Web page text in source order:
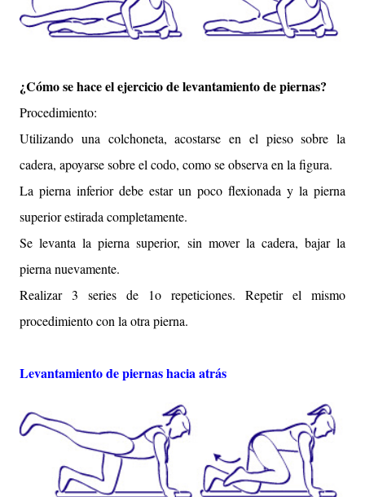
¿Cómo se hace el ejercicio de levantamiento de piernas?
Procedimiento:
Utilizando una colchoneta, acostarse en el pieso sobre la
cadera, apoyarse sobre el codo, como se observa en la figura.
La pierna inferior debe estar un poco flexionada y la pierna
superior estirada completamente.
Se levanta la pierna superior, sin mover la cadera, bajar la
pierna nuevamente.
Realizar 3 series de 1o repeticiones. Repetir el mismo
procedimiento con la otra pierna.
Levantamiento de piernas hacia atrás